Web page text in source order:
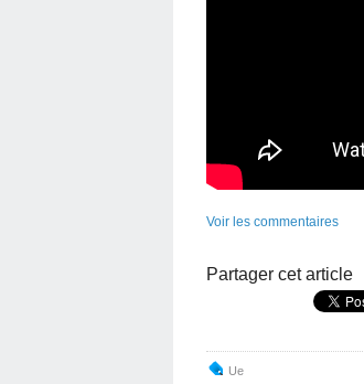
Voir les commentaires
Partager cet article
Ue